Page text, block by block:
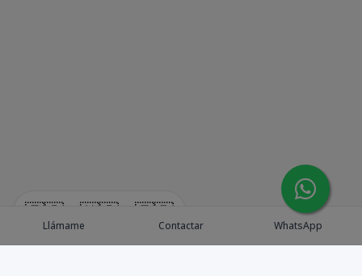
🇪🇸 🇺🇸 🇫🇷
Llámame Contactar WhatsApp